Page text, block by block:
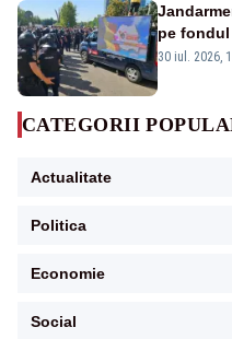
pe
masiv al
30 iul. 2026,
CATEGORII
Actualitate
Politica
Economie
Social